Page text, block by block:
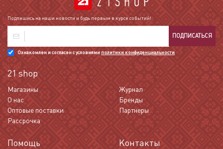
Подпишись на наши новости и будь первым в курсе событий!
ПОДПИСАТЬСЯ
Ознакомлен и согласен с условиямиполитики конфиденциальности
21 shop
Магазины
Журнал
О нас
Бренды
Оптовые поставки
Партнеры
Рассрочка
Помощь Контакты